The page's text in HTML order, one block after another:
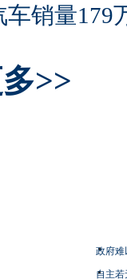
车销量179
>>
政府难
自主